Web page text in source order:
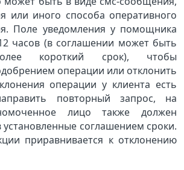
или иного способа оперативного
Поле уведомления у помощника
часов (в соглашении может быть
короткий срок), чтобы
операции или отклонить
операции у клиента есть
повторный запрос, на
лицо также должен
установленные соглашением сроки.
приравнивается к отклонению